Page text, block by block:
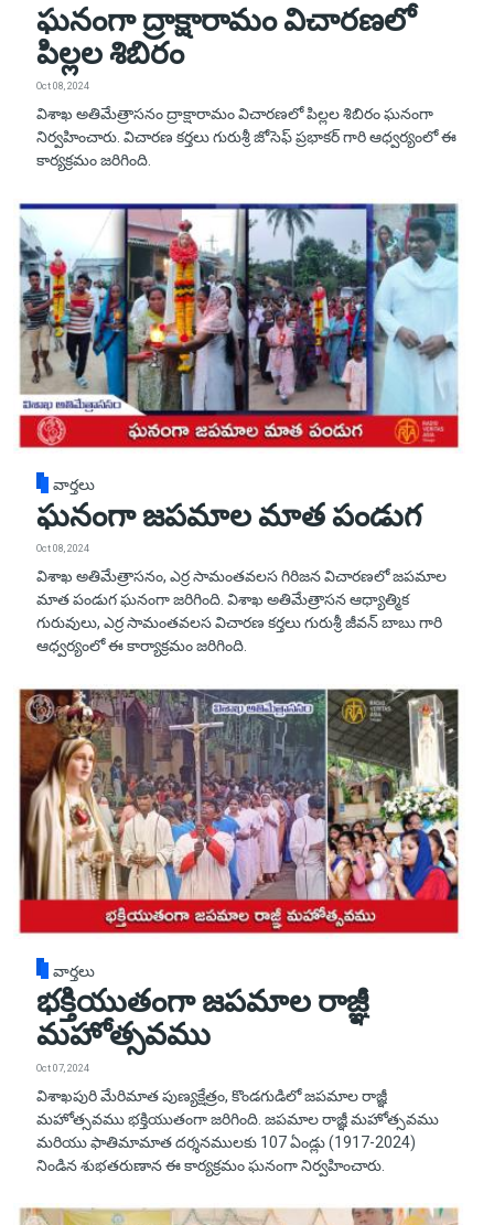
ఘనంగా ద్రాక్షారామం విచారణలో
పిల్లల శిబిరం
Oct 08, 2024
విశాఖ అతిమేత్రాసనం ద్రాక్షారామం విచారణలో పిల్లల శిబిరం ఘనంగా
నిర్వహించారు. విచారణ కర్తలు గురుశ్రీ జోసెఫ్ ప్రభాకర్ గారి ఆధ్వర్యంలో ఈ
కార్యక్రమం జరిగింది.
వార్తలు
ఘనంగా జపమాల మాత పండుగ
Oct 08, 2024
విశాఖ అతిమేత్రాసనం, ఎర్ర సామంతవలస గిరిజన విచారణలో జపమాల
మాత పండుగ ఘనంగా జరిగింది. విశాఖ అతిమేత్రాసన ఆధ్యాత్మిక
గురువులు, ఎర్ర సామంతవలస విచారణ కర్తలు గురుశ్రీ జీవన్ బాబు గారి
ఆధ్వర్యంలో ఈ కార్యాక్రమం జరిగింది.
వార్తలు
భక్తియుతంగా జపమాల రాజ్ఞీ
మహోత్సవము
Oct 07, 2024
విశాఖపురి మేరిమాత పుణ్యక్షేత్రం, కొండగుడిలో జపమాల రాజ్ఞీ
మహోత్సవము భక్తియుతంగా జరిగింది. జపమాల రాజ్ఞీ మహోత్సవము
మరియు ఫాతిమామాత దర్శనములకు 107 ఏండ్లు (1917-2024)
నిండిన శుభతరుణాన ఈ కార్యక్రమం ఘనంగా నిర్వహించారు.